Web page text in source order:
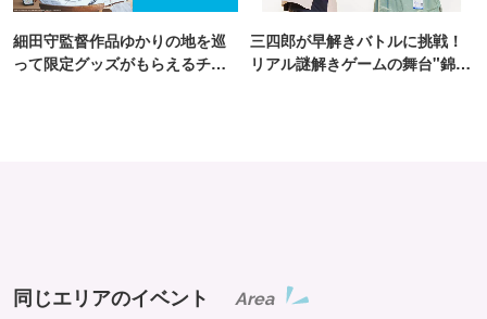
細田守監督作品ゆかりの地を巡
って限定グッズがもらえるチャ
三四郎が早解きバトルに挑戦！
リアル謎解きゲームの舞台"錦糸
同じエリアのイベント Area